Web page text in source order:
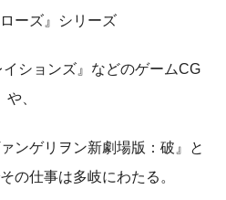
ーズ』シリーズ
イションズ』などのゲームCG
や、
ンゲリヲン新劇場版：破』と
の仕事は多岐にわたる。